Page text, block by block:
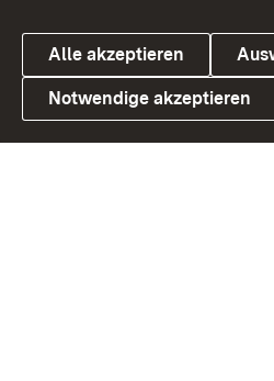
Link zum Landesportal
Alle akzeptieren
Notwendige akzeptieren